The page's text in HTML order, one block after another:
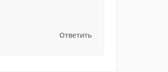
Ответить